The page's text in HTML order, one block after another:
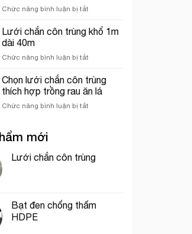
trình
lưới
kim
Hàn
Chức năng bình luận bị tắt
cước
sầu
riêng
Lưới chắn côn trùng khổ 1m
dài 40m
Chức năng bình luận bị tắt
chắn
côn
trùng
Chọn lưới chắn côn trùng
thích hợp trồng rau ăn lá
Chức năng bình luận bị tắt
trùng
thích
ăn
mới
Lưới chắn côn trùng
Bạt đen chống thấm
HDPE